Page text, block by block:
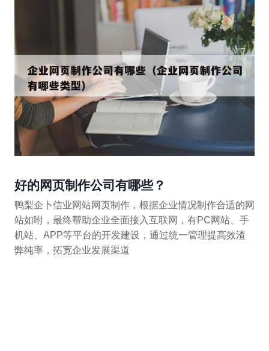
好的网页制作公司有哪些？
鸭梨企卜信业网站网页制作，根据企业情况制作合适的网
站如咐，最终帮助企业全面接入互联网，有PC网站、手
机站、APP等平台的开发建设，通过统一管理提高效渣
弊纯率，拓宽企业发展渠道